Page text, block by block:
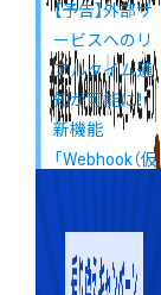
【予告】外部サ
ービスへのリ
アルタイム通
知が可能に！
新機能
「Webhook（仮